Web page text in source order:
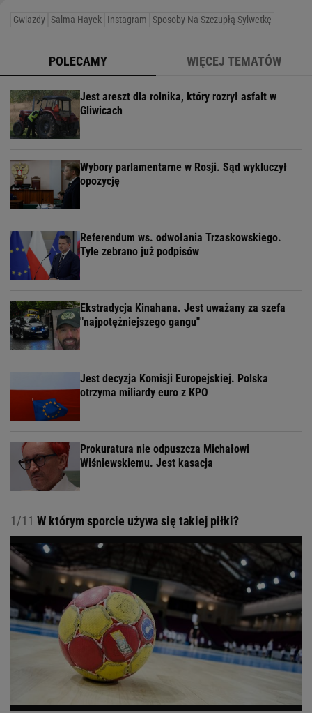
Gwiazdy Salma Hayek Instagram Sposoby Na Szczupłą Sylwetkę
POLECAMY WIĘCEJ TEMATÓW
Jest areszt dla rolnika, który rozrył asfalt w
Gliwicach
Wybory parlamentarne w Rosji. Sąd wykluczył
opozycję
Referendum ws. odwołania Trzaskowskiego.
Tyle zebrano już podpisów
Ekstradycja Kinahana. Jest uważany za szefa
"najpotężniejszego gangu"
Jest decyzja Komisji Europejskiej. Polska
otrzyma miliardy euro z KPO
Prokuratura nie odpuszcza Michałowi
Wiśniewskiemu. Jest kasacja
1/11 W którym sporcie używa się takiej piłki?